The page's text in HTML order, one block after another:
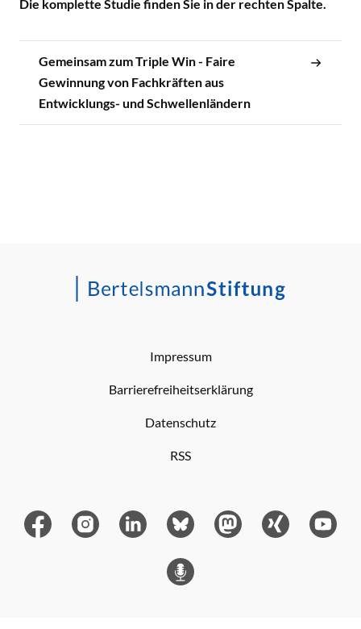
Die komplette Studie finden Sie in der rechten Spalte.
Gemeinsam zum Triple Win - Faire
Gewinnung von Fachkräften aus
Entwicklungs- und Schwellenländern
Impressum
Barrierefreiheitserklärung
Datenschutz
RSS